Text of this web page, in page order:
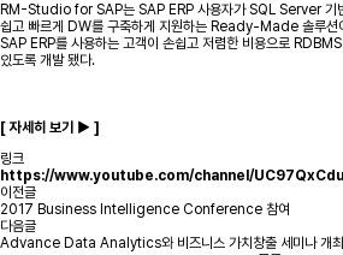
RM-Studio for SAP는 SAP ERP 사용자가 SQL Server 기
쉽고 빠르게 DW를 구축하게 지원하는 Ready-Made 솔루션
SAP ERP를 사용하는 고객이 손쉽고 저렴한 비용으로
있도록 개발 됐다.
[ 자세히 보기
▶ ]
링크
https://www.youtube.com/channel/
이전글
2017 Business Intelligence Conference 참여
다음글
Advance Data Analytics와 비즈니스 가치창출 세미나 개최